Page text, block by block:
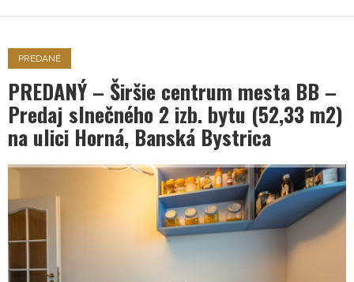
PREDANÉ
PREDANÝ – Širšie centrum mesta BB –
Predaj slnečného 2 izb. bytu (52,33 m2)
na ulici Horná, Banská Bystrica